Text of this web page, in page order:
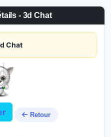
- 3d Chat
Chat
Retour